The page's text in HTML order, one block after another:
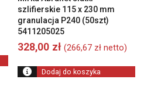
szlifierskie 115 x 230 mm
granulacja P240 (50szt)
5411205025
328,00 zł (266,67 zł netto)
Dodaj do koszyka